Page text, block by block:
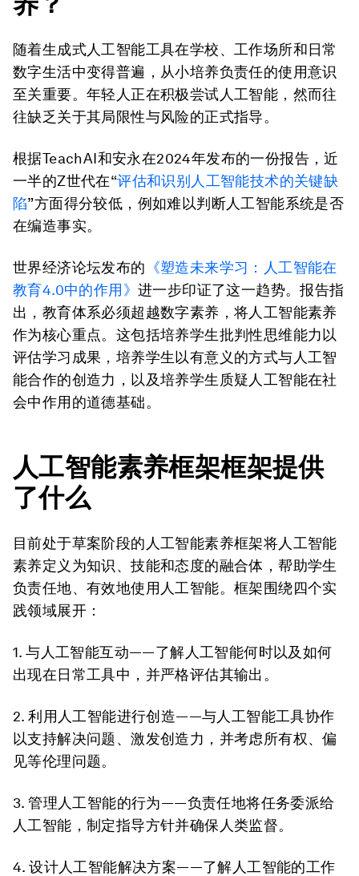
随着生成式人工智能工具在学校、工作场所和日常
数字生活中变得普遍，从小培养负责任的使用意识
至关重要。年轻人正在积极尝试人工智能，然而往
往缺乏关于其局限性与风险的正式指导。
根据TeachAI和安永在2024年发布的一份报告，近
一半的Z世代在“评估和识别人工智能技术的关键缺
陷”方面得分较低，例如难以判断人工智能系统是否
在编造事实。
世界经济论坛发布的 《塑造未来学习：人工智能在
教育4.0中的作用》 进一步印证了这一趋势。报告指
出，教育体系必须超越数字素养，将人工智能素养
作为核心重点。这包括培养学生批判性思维能力以
评估学习成果，培养学生以有意义的方式与人工智
能合作的创造力，以及培养学生质疑人工智能在社
会中作用的道德基础。
人工智能素养框架框架提供
了什么
目前处于草案阶段的人工智能素养框架将人工智能
素养定义为知识、技能和态度的融合体，帮助学生
负责任地、有效地使用人工智能。框架围绕四个实
践领域展开：
1. 与人工智能互动——了解人工智能何时以及如何
出现在日常工具中，并严格评估其输出。
2. 利用人工智能进行创造——与人工智能工具协作
以支持解决问题、激发创造力，并考虑所有权、偏
见等伦理问题。
3. 管理人工智能的行为——负责任地将任务委派给
人工智能，制定指导方针并确保人类监督。
4. 设计人工智能解决方案——了解人工智能的工作